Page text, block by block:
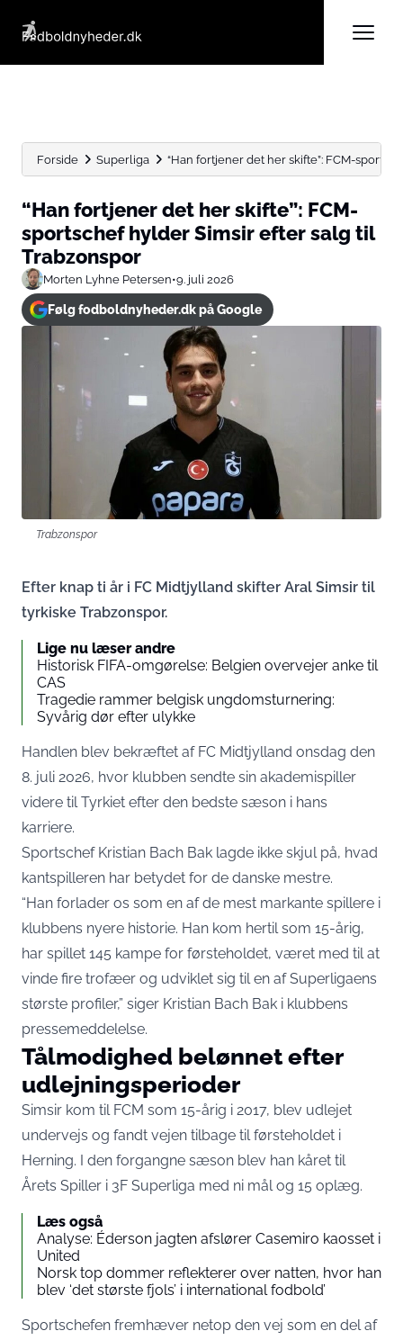
Forside Superliga “Han fortjener det her skifte”: FCM-
“Han fortjener det her skifte”: FCM-
sportschef hylder Simsir efter salg til
Trabzonspor
Morten Lyhne Petersen•9. juli 2026
Følg fodboldnyheder.dk på Google
Trabzonspor
Efter knap ti år i FC Midtjylland skifter Aral Simsir til
tyrkiske Trabzonspor.
Lige nu læser andre
Historisk FIFA-omgørelse: Belgien overvejer anke til
CAS
Tragedie rammer belgisk ungdomsturnering:
Syvårig dør efter ulykke
Handlen blev bekræftet af FC Midtjylland onsdag den
8. juli 2026, hvor klubben sendte sin akademispiller
videre til Tyrkiet efter den bedste sæson i hans
karriere.
Sportschef Kristian Bach Bak lagde ikke skjul på, hvad
kantspilleren har betydet for de danske mestre.
“Han forlader os som en af de mest markante spillere i
klubbens nyere historie. Han kom hertil som 15-årig,
har spillet 145 kampe for førsteholdet, været med til at
vinde fire trofæer og udviklet sig til en af Superligaens
største profiler,” siger Kristian Bach Bak i klubbens
pressemeddelelse.
Tålmodighed belønnet efter
udlejningsperioder
Simsir kom til FCM som 15-årig i 2017, blev udlejet
undervejs og fandt vejen tilbage til førsteholdet i
Herning. I den forgangne sæson blev han kåret til
Årets Spiller i 3F Superliga med ni mål og 15 oplæg.
Læs også
Analyse: Éderson jagten afslører Casemiro kaosset i
United
Norsk top dommer reflekterer over natten, hvor han
blev ‘det største fjols’ i international fodbold’
Sportschefen fremhæver netop den vej som en del af